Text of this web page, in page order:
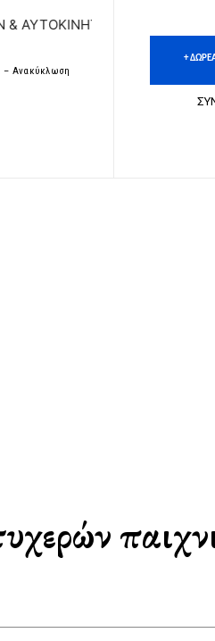
| ΔΩΡΕΑΝ
– Ανακύκλωση
+